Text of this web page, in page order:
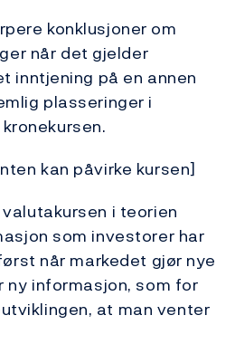
konklusjoner om
når det gjelder
inntjening på en annen
plasseringer i
kan påvirke kursen]
i teorien
som investorer har
når markedet gjør nye
ny informasjon, som for
at man venter